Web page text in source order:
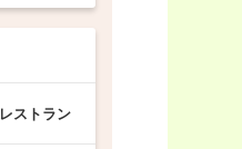
レストラン